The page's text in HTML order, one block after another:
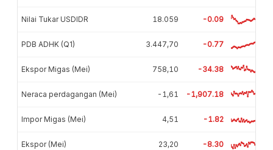
Nilai Tukar USDIDR 18.059 -0.09
PDB ADHK (Q1) 3.447,70 -0.77
Ekspor Migas (Mei) 758,10 -34.38
Neraca perdagangan (Mei) -1,61 -1,907.18
Impor Migas (Mei) 4,51 -1.82
Ekspor (Mei) 23,20 -8.30